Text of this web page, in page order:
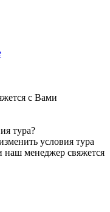
с Вами
тура?
условия тура
наш менеджер свяжется